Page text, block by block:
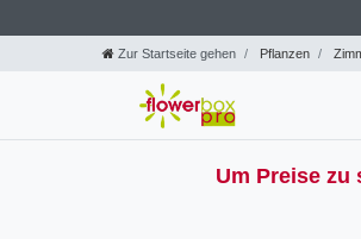
Zur Startseite gehen Pflanzen
Um Preise